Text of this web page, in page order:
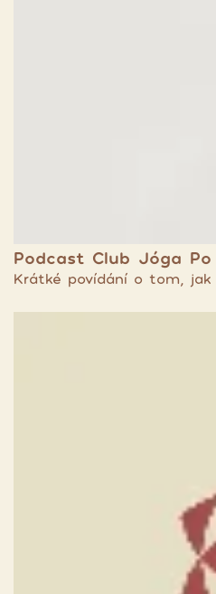
Podcast Club Jóga
Krátké povídání o tom,